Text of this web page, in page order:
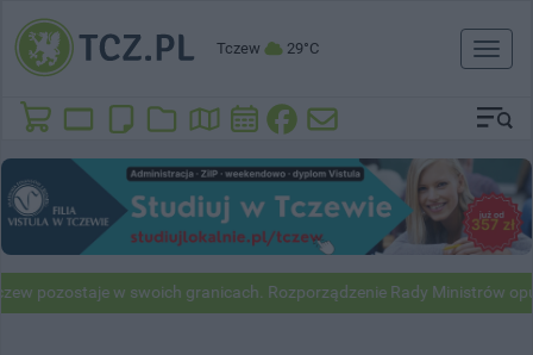
Tczew 29°C
Toggle
w swoich granicach. Rozporządzenie Rady Ministrów